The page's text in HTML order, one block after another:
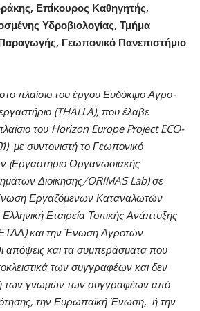
Επίκουρος Καθηγητής,
Υδροβιολογίας, Τμήμα
Γεωπονικό Πανεπιστήμιο
πλαίσιο του έργου Ευδόκιμο Αγρο-
(THALLA), που έλαβε
του Horizon Europe Project ECO-
με συντονιστή το Γεωπονικό
(Εργαστήριο Οργανωσιακής
Διοίκησης/ORIMAS Lab) σε
Εργαζόμενων Καταναλωτών
Εταιρεία Τοπικής Ανάπτυξης
και την Ένωση Αγροτών
απόψεις και τα συμπεράσματα που
των συγγραφέων και δεν
των γνωμών των συγγραφέων από
την Ευρωπαϊκή Ένωση, ή την